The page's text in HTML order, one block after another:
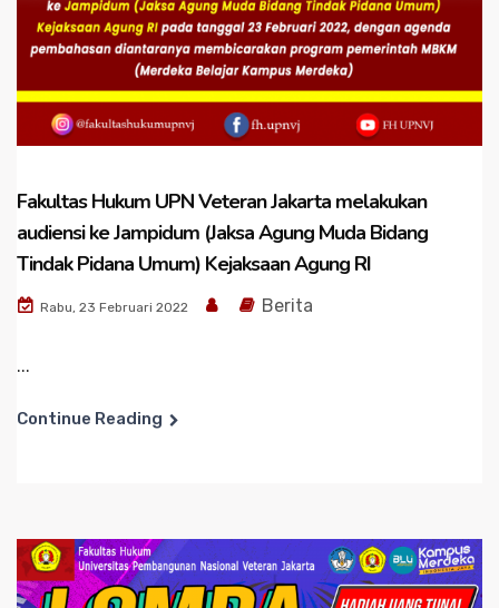
Fakultas Hukum UPN Veteran Jakarta melakukan
audiensi ke Jampidum (Jaksa Agung Muda Bidang
Tindak Pidana Umum) Kejaksaan Agung RI
Rabu, 23 Februari 2022 Berita
...
Continue Reading